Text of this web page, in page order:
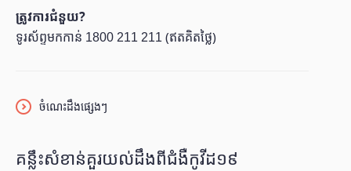
ត្រូវការជំនួយ?
ទូរស័ព្ទមកកាន់ 1800 211 211 (ឥតគិតថ្លៃ)
ចំណេះដឹងផ្សេងៗ
គន្លឹះសំខាន់គួរយល់ដឹងពីជំងឺកូវីដ១៩